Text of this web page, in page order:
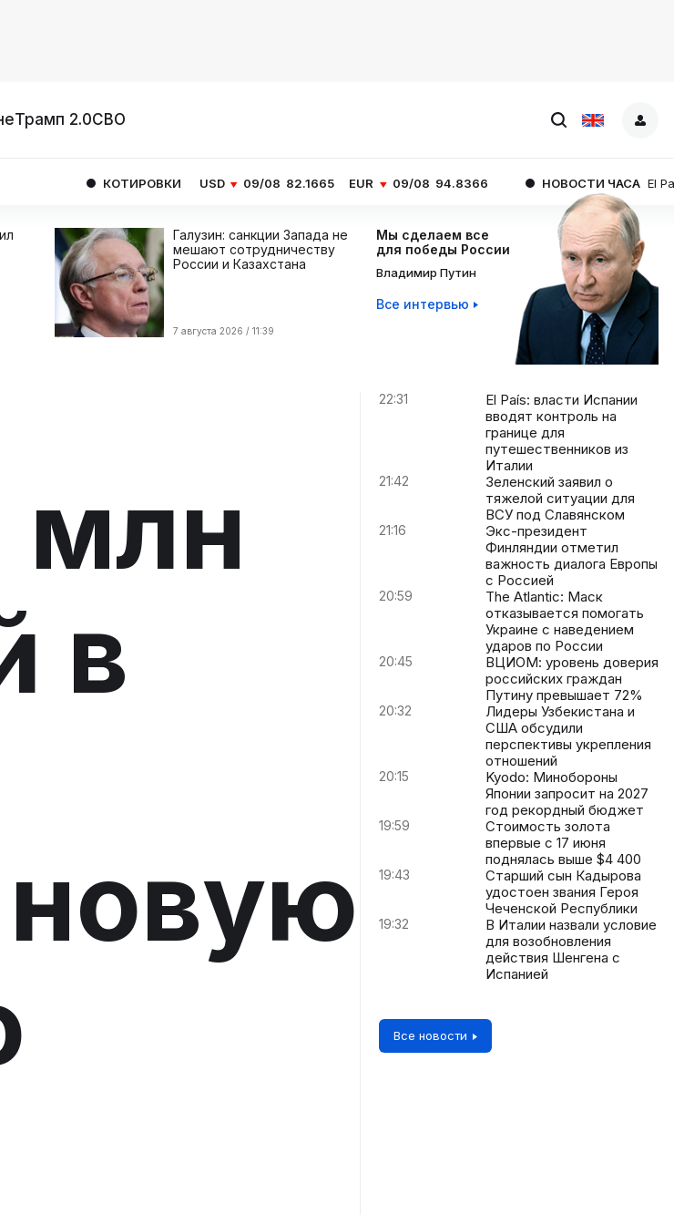
Трамп 2.0СВО
КОТИРОВКИ USD 09/08 82.1665 EUR 09/08 94.8366 НОВОСТИ ЧАСА El País: власти
Галузин: санкции Запада не
мешают сотрудничеству
России и Казахстана
7 августа 2026 / 11:39
Мы сделаем все
для победы России
Владимир Путин
Все интервью
млн
в
22:31
El País: власти Испании
вводят контроль на
границе для
путешественников из
Италии
21:42
Зеленский заявил о
тяжелой ситуации для
ВСУ под Славянском
21:16
Экс-президент
Финляндии отметил
важность диалога Европы
с Россией
20:59
The Atlantic: Маск
отказывается помогать
Украине с наведением
ударов по России
20:45
ВЦИОМ: уровень доверия
российских граждан
Путину превышает 72%
20:32
Лидеры Узбекистана и
США обсудили
перспективы укрепления
отношений
20:15
Kyodo: Минобороны
Японии запросит на 2027
год рекордный бюджет
19:59
Стоимость золота
впервые с 17 июня
поднялась выше $4 400
19:43
Старший сын Кадырова
удостоен звания Героя
Чеченской Республики
19:32
В Италии назвали условие
для возобновления
действия Шенгена с
Испанией
Все новости